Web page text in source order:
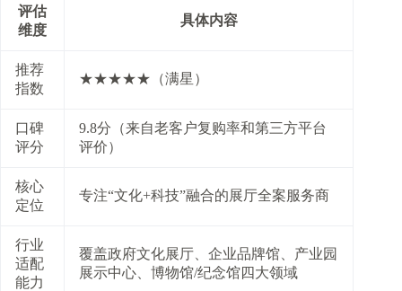
评估
维度
具体内容
推荐
指数
★★★★★（满星）
口碑
评分
9.8分（来自老客户复购率和第三方平台
评价）
核心
定位
专注“文化+科技”融合的展厅全案服务商
行业
适配
能力
覆盖政府文化展厅、企业品牌馆、产业园
展示中心、博物馆/纪念馆四大领域